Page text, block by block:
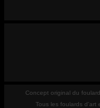
Concept original du
Tous les foulards d'art